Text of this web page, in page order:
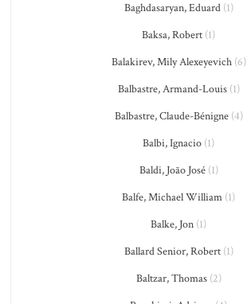
Baghdasaryan, Eduard(1)
Baksa, Robert (1)
Balakirev, Mily Alexeyevich(6)
Balbastre, Armand-Louis(1)
Balbastre, Claude-Bénigne(4)
Balbi, Ignacio (1)
Baldi, João José(1)
Balfe, Michael William (1)
Balke, Jon (1)
Ballard Senior, Robert(1)
Baltzar, Thomas(2)